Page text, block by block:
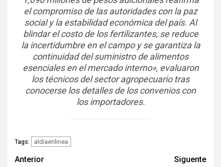
el compromiso de las autoridades con la paz
social y la estabilidad económica del país. Al
blindar el costo de los fertilizantes, se reduce
la incertidumbre en el campo y se garantiza la
continuidad del suministro de alimentos
esenciales en el mercado interno», evaluaron
los técnicos del sector agropecuario tras
conocerse los detalles de los convenios con
los importadores.
Tags: aldiaenlinea
Navegación
Anterior
Siguente